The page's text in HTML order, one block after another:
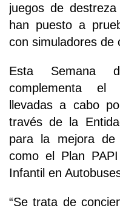
juegos de
han puesto a
con simuladores de
Esta Semana
complementa el
llevadas a cabo
través de la
para la mejora de
como el Plan
Infantil en
“Se trata de